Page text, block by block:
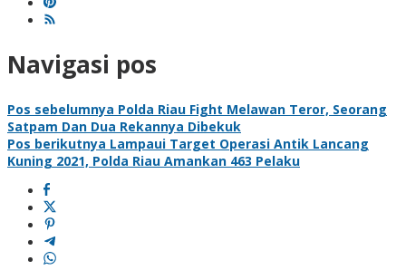
Navigasi pos
Pos sebelumnya Polda Riau Fight Melawan Teror, Seorang
Satpam Dan Dua Rekannya Dibekuk
Pos berikutnya Lampaui Target Operasi Antik Lancang
Kuning 2021, Polda Riau Amankan 463 Pelaku